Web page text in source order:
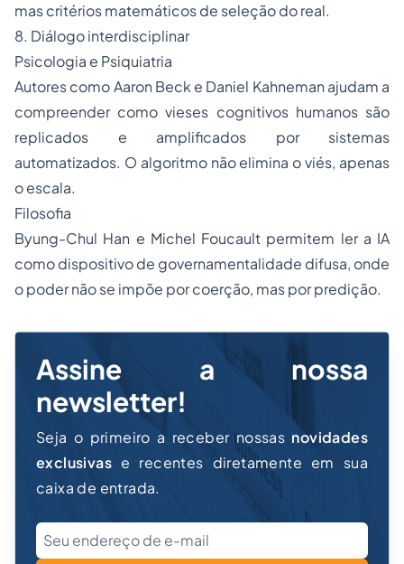
mas critérios matemáticos de seleção do real.
8. Diálogo interdisciplinar
Psicologia e Psiquiatria
Autores como Aaron Beck e Daniel Kahneman ajudam a
compreender como vieses cognitivos humanos são
replicados e amplificados por sistemas
automatizados. O algoritmo não elimina o viés, apenas
o escala.
Filosofia
Byung-Chul Han e Michel Foucault permitem ler a IA
como dispositivo de governamentalidade difusa, onde
o poder não se impõe por coerção, mas por predição.
Assine a nossa
newsletter!
Seja o primeiro a receber nossas novidades
exclusivas e recentes diretamente em sua
caixa de entrada.